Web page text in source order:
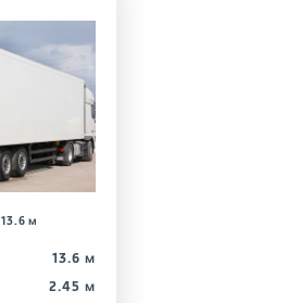
13.6 м
13.6 м
2.45 м